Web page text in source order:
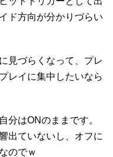
ド方向が分かりづらい
見づらくなって、プレ
レイに集中したいなら
分はONのままです。
出ていないし、オフに
のでｗ